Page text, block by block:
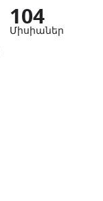
104
Միսիաներ